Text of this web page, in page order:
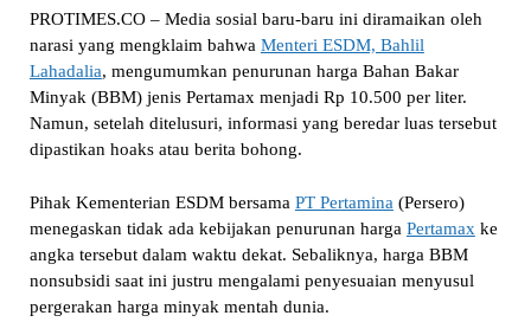
PROTIMES.CO – Media sosial baru-baru ini diramaikan oleh
narasi yang mengklaim bahwa Menteri ESDM, Bahlil
Lahadalia, mengumumkan penurunan harga Bahan Bakar
Minyak (BBM) jenis Pertamax menjadi Rp 10.500 per liter.
Namun, setelah ditelusuri, informasi yang beredar luas tersebut
dipastikan hoaks atau berita bohong.
Pihak Kementerian ESDM bersama PT Pertamina (Persero)
menegaskan tidak ada kebijakan penurunan harga Pertamax ke
angka tersebut dalam waktu dekat. Sebaliknya, harga BBM
nonsubsidi saat ini justru mengalami penyesuaian menyusul
pergerakan harga minyak mentah dunia.